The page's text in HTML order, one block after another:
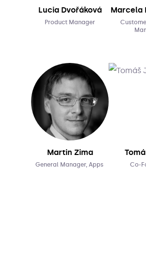
Lucia Dvořáková
Product Manager
Marcela
Martin Zima
General Manager, Apps Co-